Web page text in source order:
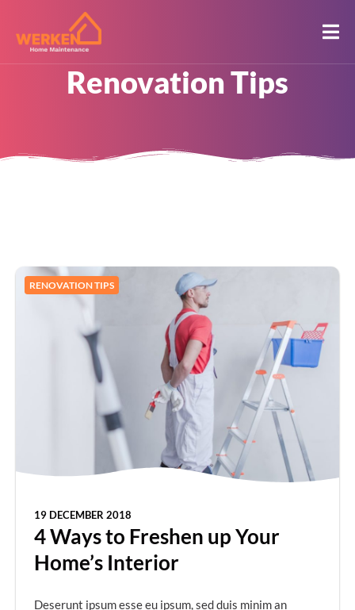
Renovation Tips
RENOVATION TIPS
19 DECEMBER 2018
4 Ways to Freshen up Your
Home’s Interior
Deserunt ipsum esse eu ipsum, sed duis minim an